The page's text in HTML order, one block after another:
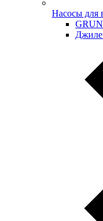
Насосы для